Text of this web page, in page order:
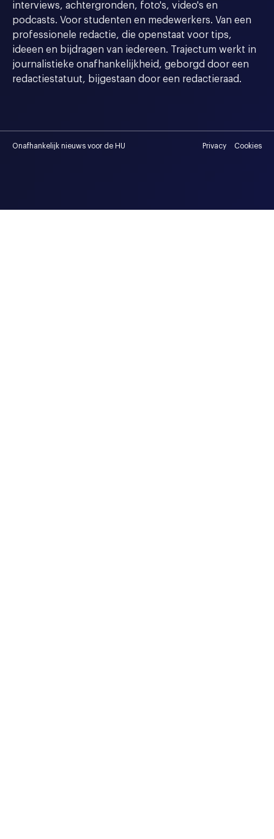
interviews, achtergronden, foto's, video's en
podcasts. Voor studenten en medewerkers. Van een
professionele redactie, die openstaat voor tips,
ideeen en bijdragen van iedereen. Trajectum werkt in
journalistieke onafhankelijkheid, geborgd door een
redactiestatuut, bijgestaan door een redactieraad.
Onafhankelijk nieuws voor de HU Privacy Cookies